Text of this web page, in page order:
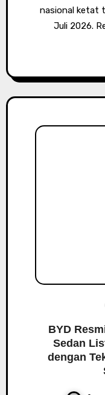
nasional ketat
Juli 2026.
BYD
Sedan
dengan